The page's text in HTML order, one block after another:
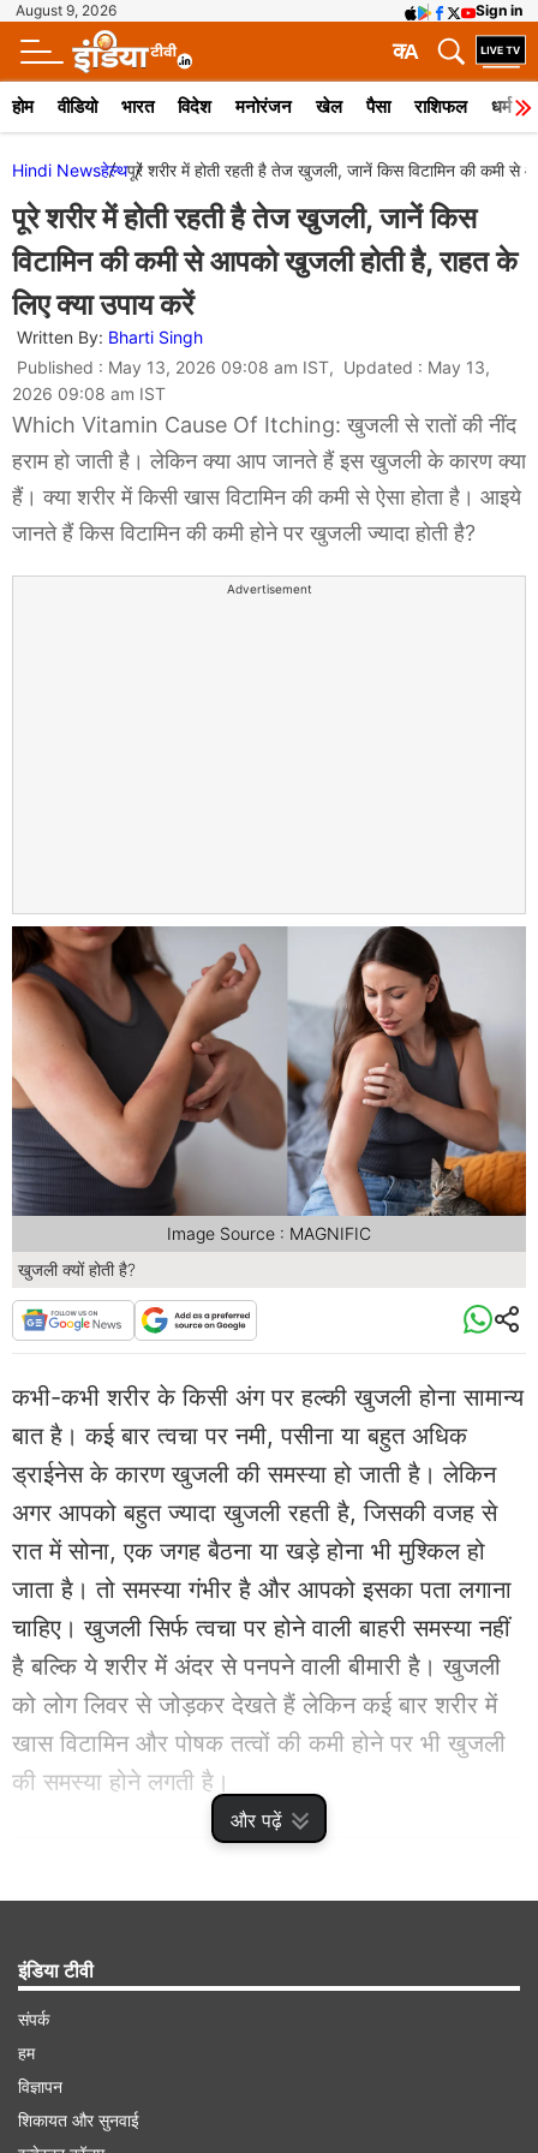
August 9, 2026 Sign in
A
क
होम वीडियो भारत विदेश मनोरंजन खेल पैसा राशिफल धर्म
और पढ़ें
Hindi Newsहेल्थपूरे शरीर में होती रहती है तेज खुजली, जानें किस विटामिन की कमी से
पूरे शरीर में होती रहती है तेज खुजली, जानें किस
विटामिन की कमी से आपको खुजली होती है, राहत के
लिए क्या उपाय करें
Written By: Bharti Singh
Published : May 13, 2026 09:08 am IST, Updated : May 13,
2026 09:08 am IST
Which Vitamin Cause Of Itching: खुजली से रातों की नींद
हराम हो जाती है। लेकिन क्या आप जानते हैं इस खुजली के कारण क्या
हैं। क्या शरीर में किसी खास विटामिन की कमी से ऐसा होता है। आइये
जानते हैं किस विटामिन की कमी होने पर खुजली ज्यादा होती है?
Advertisement
खुजली क्यों होती है?
Image Source : MAGNIFIC
कभी-कभी शरीर के किसी अंग पर हल्की खुजली होना सामान्य
बात है। कई बार त्वचा पर नमी, पसीना या बहुत अधिक
ड्राईनेस के कारण खुजली की समस्या हो जाती है। लेकिन
अगर आपको बहुत ज्यादा खुजली रहती है, जिसकी वजह से
रात में सोना, एक जगह बैठना या खड़े होना भी मुश्किल हो
जाता है। तो समस्या गंभीर है और आपको इसका पता लगाना
चाहिए। खुजली सिर्फ त्वचा पर होने वाली बाहरी समस्या नहीं
है बल्कि ये शरीर में अंदर से पनपने वाली बीमारी है। खुजली
को लोग लिवर से जोड़कर देखते हैं लेकिन कई बार शरीर में
खास विटामिन और पोषक तत्वों की कमी होने पर भी खुजली
की समस्या होने लगती है।
इंडिया टीवी
संपर्क
हम
विज्ञापन
शिकायत और सुनवाई